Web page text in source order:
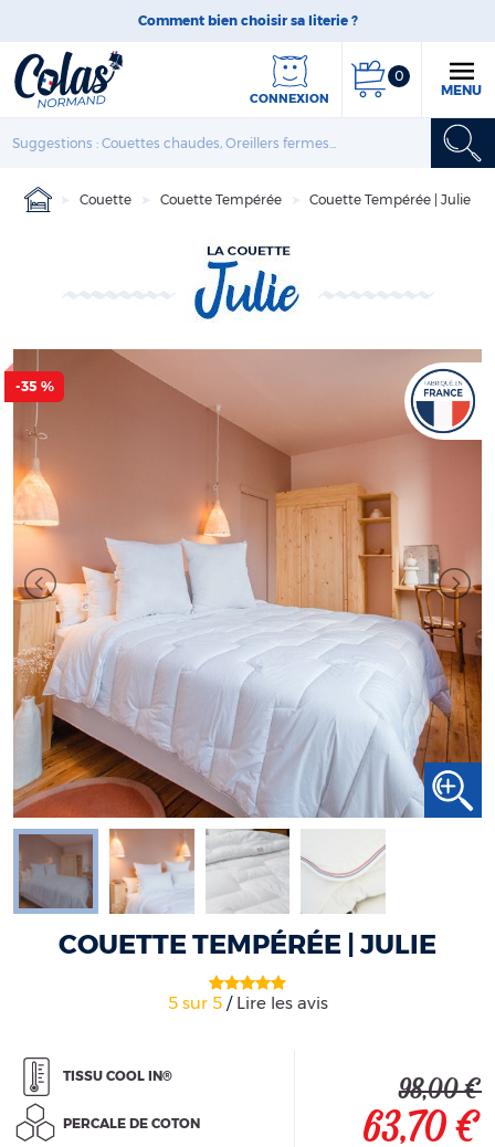
Comment bien choisir sa literie ?
CONNEXION
0
MENU
Couette Couette Tempérée Couette Tempérée | Julie
-35 %
COUETTE TEMPÉRÉE | JULIE
5sur 5/ Lire les avis
TISSU COOL IN®
PERCALE DE COTON 63,70 €
98,00 €